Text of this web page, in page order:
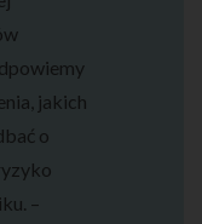
jakich
o
–